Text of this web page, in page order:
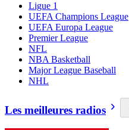
Ligue 1
UEFA Champions League
UEFA Europa League
Premier League
NFL
NBA Basketball
Major League Baseball
NHL
Les meilleures radios